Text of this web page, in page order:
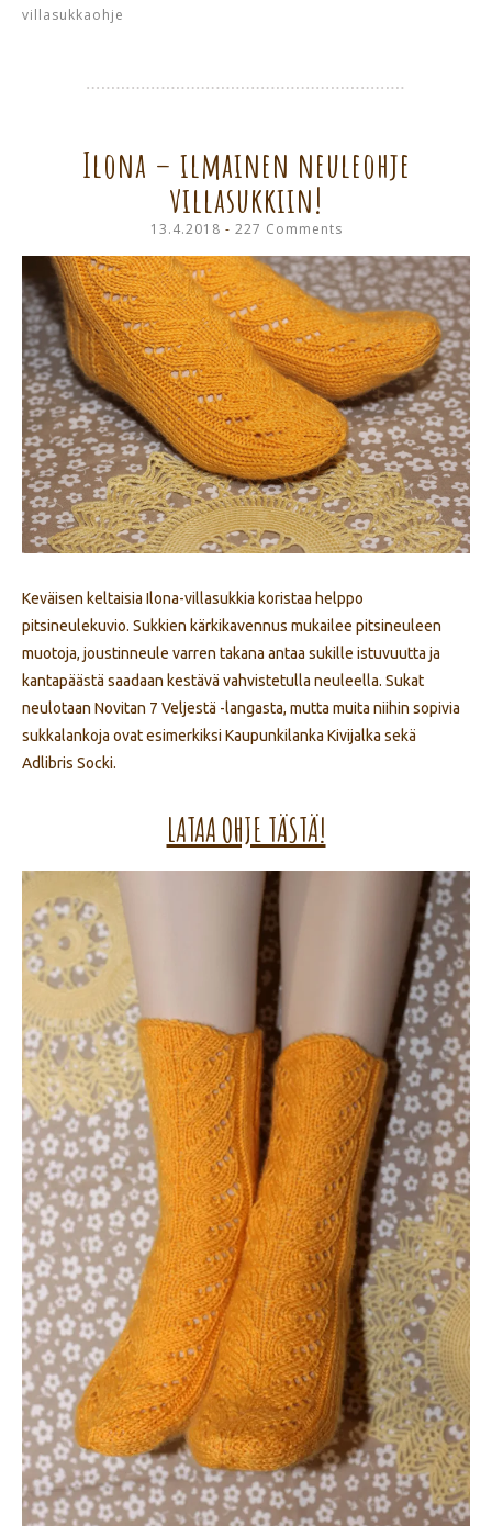
villasukkaohje
Ilona – ilmainen neuleohje
villasukkiin!
13.4.2018 227 Comments
Keväisen keltaisia Ilona-villasukkia koristaa helppo
pitsineulekuvio. Sukkien kärkikavennus mukailee pitsineuleen
muotoja, joustinneule varren takana antaa sukille istuvuutta ja
kantapäästä saadaan kestävä vahvistetulla neuleella. Sukat
neulotaan Novitan 7 Veljestä -langasta, mutta muita niihin sopivia
sukkalankoja ovat esimerkiksi Kaupunkilanka Kivijalka sekä
Adlibris Socki.
LATAA OHJE TÄSTÄ!